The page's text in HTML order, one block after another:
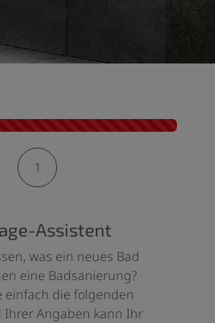
1
Assistent
was ein neues Bad
eine Badsanierung?
einfach die folgenden
Ihrer Angaben kann Ihr